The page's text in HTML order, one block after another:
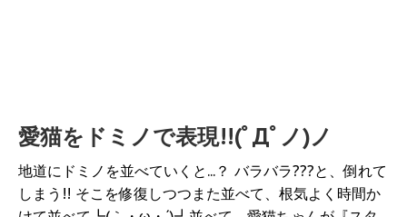
愛猫をドミノで表現!!(ﾟДﾟノ)ノ
地道にドミノを並べていくと...？ バラバラ???と、倒れて
しまう!! そこを修復しつつまた並べて、根気よく時間か